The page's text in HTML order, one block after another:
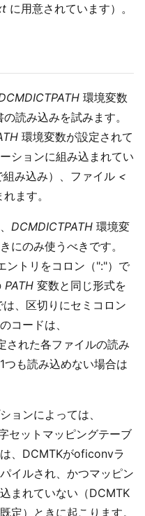
に用意されています）。
環境変数
読み込みを試みます。
環境変数が設定されて
ションに組み込まれてい
み込み）、ファイル <
ます。
DCMDICTPATH 環境変
にのみ使うべきです。
ントリをコロン（":"）で
PATH 変数と同じ形式を
、区切りにセミコロン
コードは、
された各ファイルの読み
も読み込めない場合は
ョンによっては、
セットマッピングテーブ
、DCMTKがoficonvラ
イルされ、かつマッピン
まれていない（DCMTK
定）ときに起こります。